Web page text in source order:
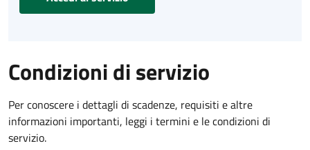
Condizioni di servizio
Per conoscere i dettagli di scadenze, requisiti e altre
informazioni importanti, leggi i termini e le condizioni di
servizio.